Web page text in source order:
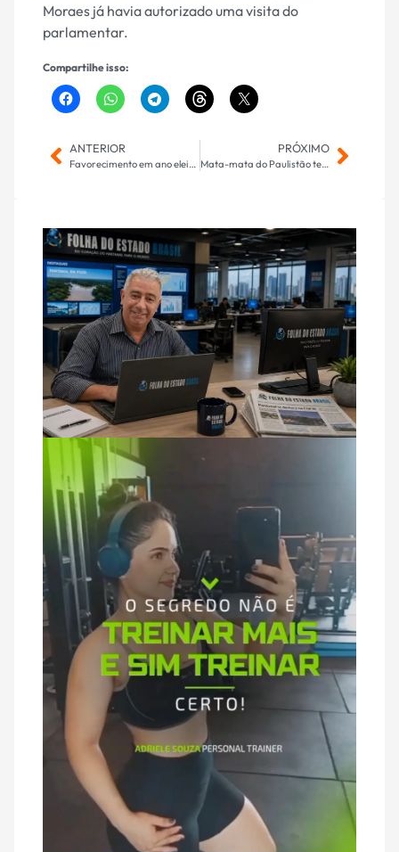
Moraes já havia autorizado uma visita do
parlamentar.
Compartilhe isso:
ANTERIOR
Favorecimento em ano eleitoral, avalia Catan sobre desfile de Lula na Sapucaí
PRÓXIMO
Mata-mata do Paulistão tem confrontos definidos e evita clássicos nas quartas